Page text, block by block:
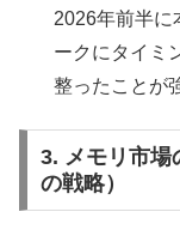
2026年前半に
ークにタイミ
整ったことが
3. メモリ市場
の戦略）